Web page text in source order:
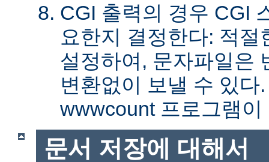
CGI 출력의 경우 CGI
요한지 결정한다: 적
설정하여, 문자파일은
변환없이 보낼 수 있다
wwwcount 프로그램
문서 저장에 대해서